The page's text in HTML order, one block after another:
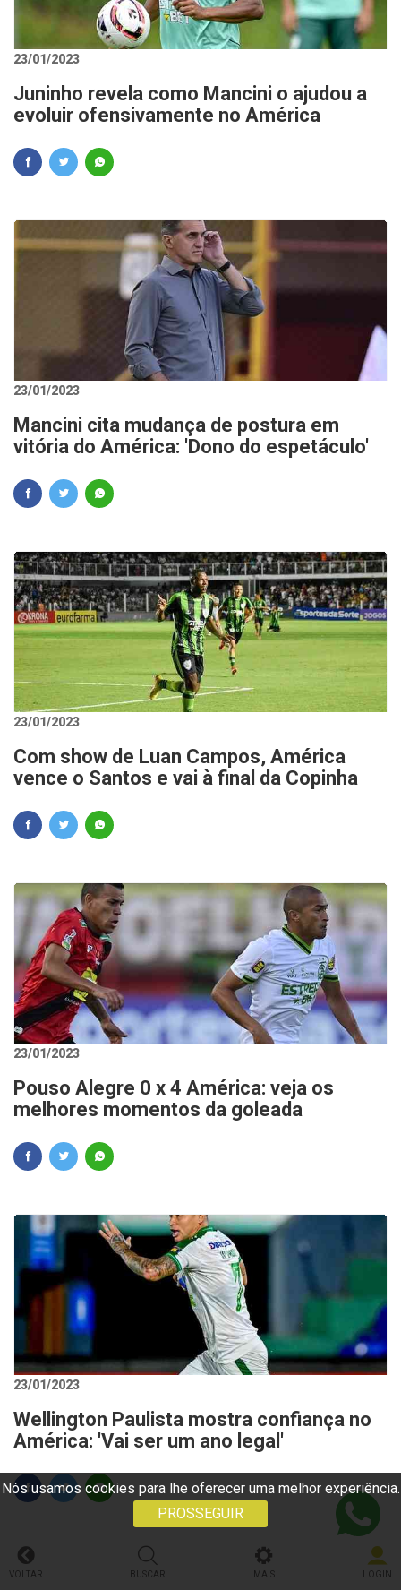
Nós usamos cookies para lhe oferecer uma melhor experiência.
PROSSEGUIR
23/01/2023
Juninho revela como Mancini o ajudou a
evoluir ofensivamente no América
23/01/2023
Mancini cita mudança de postura em
vitória do América: 'Dono do espetáculo'
23/01/2023
Com show de Luan Campos, América
vence o Santos e vai à final da Copinha
23/01/2023
Pouso Alegre 0 x 4 América: veja os
melhores momentos da goleada
23/01/2023
Wellington Paulista mostra confiança no
América: 'Vai ser um ano legal'
VOLTAR BUSCAR MAIS LOGIN